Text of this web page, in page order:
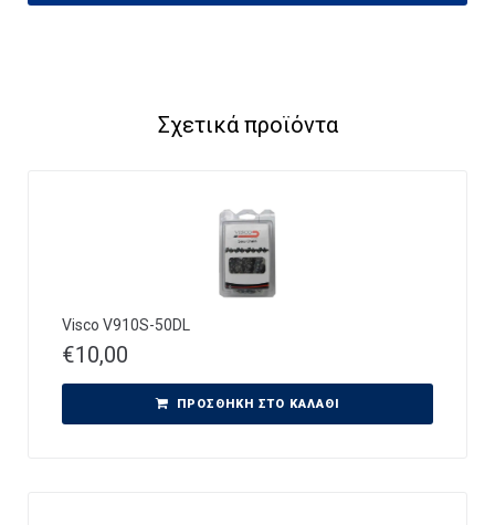
Σχετικά προϊόντα
Visco V910S-50DL
€10,00
ΠΡΟΣΘΉΚΗ ΣΤΟ ΚΑΛΆΘΙ